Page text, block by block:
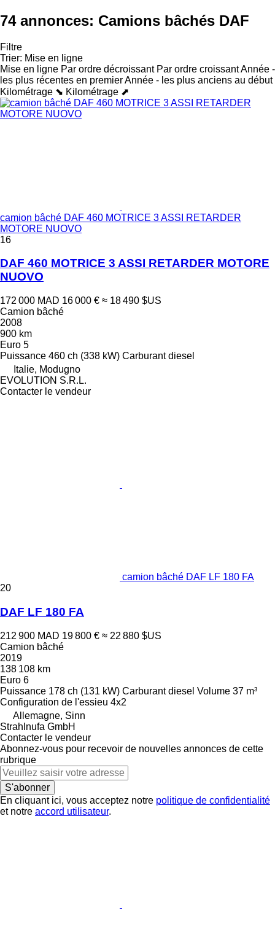
74 annonces: Camions bâchés DAF
Filtre
Trier: Mise en ligne
Mise en ligne Par ordre décroissant Par ordre croissantAnnée -
les plus récentes en premierAnnée - les plus anciens au début
Kilométrage ⬊ Kilométrage ⬈
camion bâché DAF 460 MOTRICE 3 ASSI RETARDER
MOTORE NUOVO
16
DAF 460 MOTRICE 3 ASSI RETARDER MOTORE
NUOVO
172 000 MAD 16 000 € ≈ 18 490 $US
Camion bâché
2008
900 km
Euro 5
Puissance 460 ch (338 kW) Carburant diesel
Italie, Modugno
EVOLUTION S.R.L.
Contacter le vendeur
camion bâché DAF LF 180 FA
20
DAF LF 180 FA
212 900 MAD 19 800 € ≈ 22 880 $US
Camion bâché
2019
138 108 km
Euro 6
Puissance 178 ch (131 kW) Carburant diesel Volume 37 m³
Configuration de l'essieu 4x2
Allemagne, Sinn
Strahlnufa GmbH
Contacter le vendeur
Abonnez-vous pour recevoir de nouvelles annonces de cette
rubrique
S'abonner
En cliquant ici, vous acceptez notre politique de confidentialité
et notre accord utilisateur.